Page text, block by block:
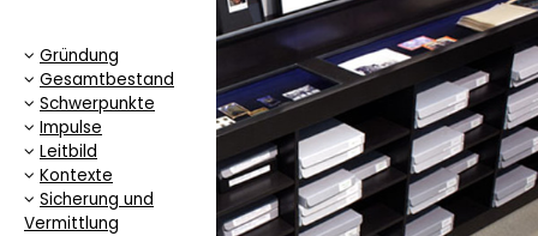
Gründung
Gesamtbestand
Schwerpunkte
Impulse
Leitbild
Kontexte
Sicherung und
Vermittlung